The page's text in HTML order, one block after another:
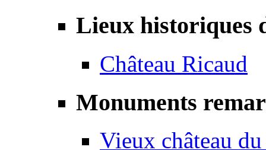
Lieux historiques
Château Ricaud
Monuments
Vieux château